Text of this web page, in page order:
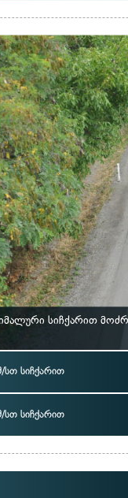
სიჩქარით
სთ სიჩქარით
სთ სიჩქარით